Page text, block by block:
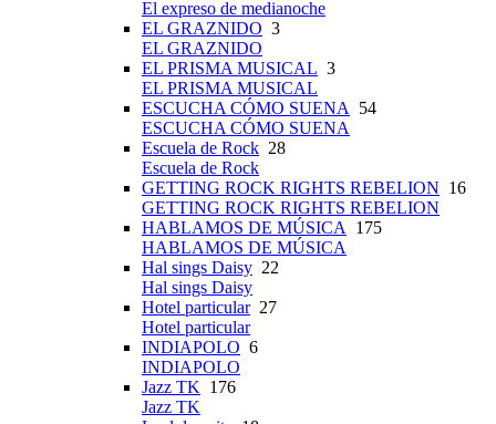
El expreso de medianoche
EL GRAZNIDO 3
EL GRAZNIDO
EL PRISMA MUSICAL 3
EL PRISMA MUSICAL
ESCUCHA CÓMO SUENA
54
ESCUCHA CÓMO SUENA
Escuela de Rock 28
Escuela de Rock
GETTING ROCK RIGHTS REBELION 16
GETTING ROCK RIGHTS REBELION
HABLAMOS DE MÚSICA
175
HABLAMOS DE MÚSICA
Hal sings Daisy 22
Hal sings Daisy
Hotel particular27
Hotel particular
INDIAPOLO 6
INDIAPOLO
Jazz TK 176
Jazz TK